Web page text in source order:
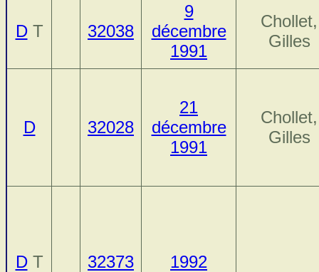
DT 32038
9
décembre
1991
Chollet,
Gilles
D 32028
21
décembre
1991
Chollet,
Gilles
DT 32373 1992